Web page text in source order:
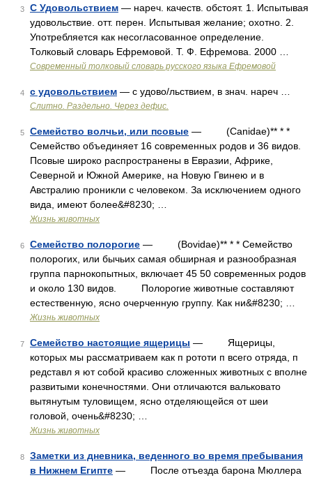
3 С Удовольствием — нареч. качеств. обстоят. 1. Испытывая
удовольствие. отт. перен. Испытывая желание; охотно. 2.
Употребляется как несогласованное определение.
Толковый словарь Ефремовой. Т. Ф. Ефремова. 2000 …
Современный толковый словарь русского языка Ефремовой
4 с удовольствием — с удово/льствием, в знач. нареч …
Слитно. Раздельно. Через дефис.
5 Семейство волчьи, или псовые — (Canidae)** * *
Семейство объединяет 16 современных родов и 36 видов.
Псовые широко распространены в Евразии, Африке,
Северной и Южной Америке, на Новую Гвинею и в
Австралию проникли с человеком. За исключением одного
вида, имеют более&#8230; …
Жизнь животных
6 Семейство полорогие — (Bovidae)** * * Семейство
полорогих, или бычьих самая обширная и разнообразная
группа парнокопытных, включает 45 50 современных родов
и около 130 видов. Полорогие животные составляют
естественную, ясно очерченную группу. Как ни&#8230; …
Жизнь животных
7 Семейство настоящие ящерицы — Ящерицы,
которых мы рассматриваем как п рототи п всего отряда, п
редставл я ют собой красиво сложенных животных с вполне
развитыми конечностями. Они отличаются вальковато
вытянутым туловищем, ясно отделяющейся от шеи
головой, очень&#8230; …
Жизнь животных
8
Заметки из дневника, веденного во время пребывания
в Нижнем Египте — После отъезда барона Мюллера